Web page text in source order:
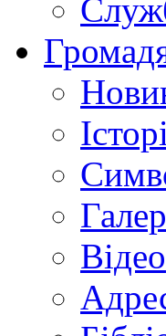
Відео